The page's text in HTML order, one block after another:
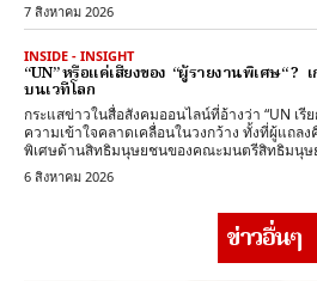
7 สิงหาคม 2026
INSIDE - INSIGHT
“UN” หรือแค่เสียงของ “ผู้รายงานพิเศษ“ ?
บนเวทีโลก
กระแสข่าวในสื่อสังคมออนไลน์ที่อ้างว่า “UN เรี
ความเข้าใจคลาดเคลื่อนในวงกว้าง ทั้งที่ผู้แถล
พิเศษด้านสิทธิมนุษยชนของคณะมนตรีสิทธิมนุษ
6 สิงหาคม 2026
ข่าวอื่นๆ